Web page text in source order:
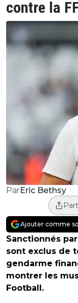
contre la
ParEric Bethsy
Ajouter comme
Sanctionnés
sont exclus de
gendarme
montrer les
Football.